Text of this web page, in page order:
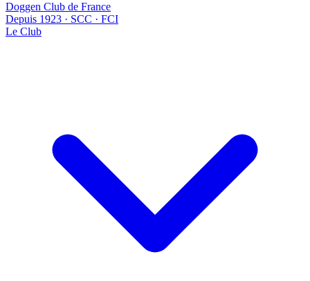
Doggen Club de France
Depuis 1923 · SCC · FCI
Le Club